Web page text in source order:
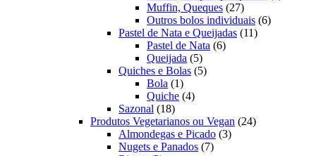
Muffin, Queques 2727
produtos
Outros bolos individuais 66
Pastel de Nata e Queijadas 1111
Pastel de Nata 66
Queijada 55
produtos
Quiches e Bolas 55
Bola 11
produto
Quiche 44
Sazonal 1818
produtos
Produtos Vegetarianos ou Vegan 2424
Almondegas e Picado 33
Nugets e Panados 77